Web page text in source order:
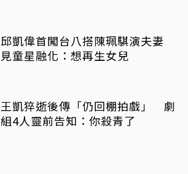
邱凱偉首闖台八搭陳珮騏演夫妻
見童星融化：想再生女兒
王凱猝逝後傳「仍回棚拍戲」 劇
組4人靈前告知：你殺青了